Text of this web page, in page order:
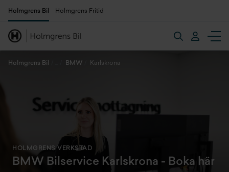
Holmgrens Bil Holmgrens Fritid
Holmgrens Bil BMW Karlskrona
HOLMGRENS VERKSTAD
BMW Bilservice Karlskrona - Boka här